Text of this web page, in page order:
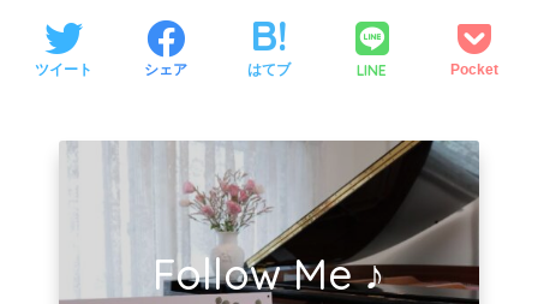
ツイート シェア はてブ LINE Pocket
Follow Me ♪